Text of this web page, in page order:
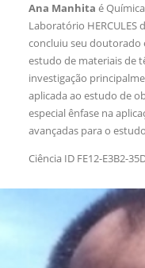
Ana Manhita é
Laboratório HERCULES
concluiu seu doutorado
estudo de materiais de
investigação
aplicada ao estudo de
especial ênfase na
avançadas para o
Ciência ID FE12-E3B2-